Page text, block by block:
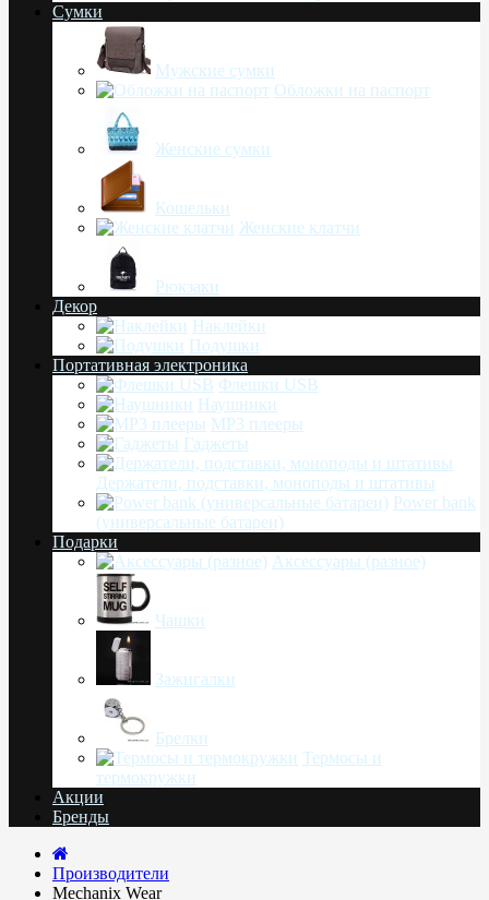
Сумки
Мужские сумки
Обложки на паспорт
Женские сумки
Кошельки
Женские клатчи
Рюкзаки
Декор
Наклейки
Подушки
Портативная электроника
Флешки USB
Наушники
MP3 плееры
Гаджеты
Держатели, подставки, моноподы и штативы
Power bank
(универсальные батареи)
Подарки
Аксессуары (разное)
Чашки
Зажигалки
Брелки
Термосы и
термокружки
Акции
Бренды
Производители
Mechanix Wear